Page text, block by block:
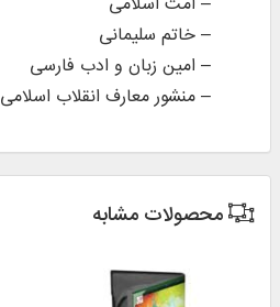
– خاتم سلیمانی
– امین زبان و ادب فارسی
– منشور معارف انقلاب اسلامی
محصولات مشابه